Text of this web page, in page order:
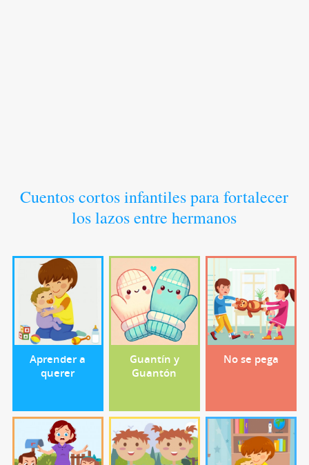
Cuentos cortos infantiles para fortalecer
los lazos entre hermanos
Aprender a
querer
Guantín y
Guantón
No se pega